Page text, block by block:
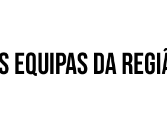
equipas da